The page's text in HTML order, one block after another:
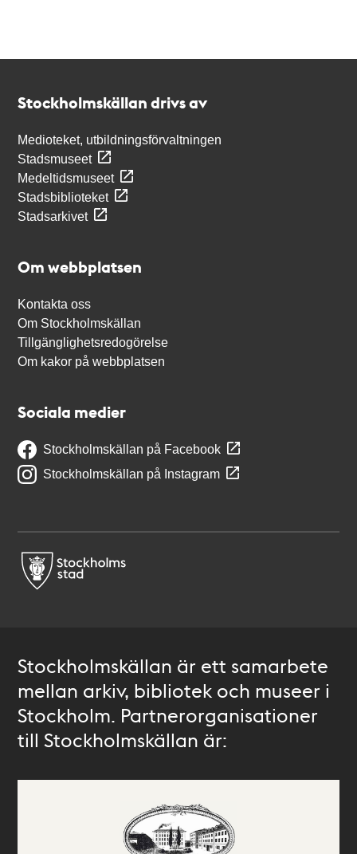
Stockholmskällan drivs av
Medioteket, utbildningsförvaltningen
Stadsmuseet
Medeltidsmuseet
Stadsbiblioteket
Stadsarkivet
Om webbplatsen
Kontakta oss
Om Stockholmskällan
Tillgänglighetsredogörelse
Om kakor på webbplatsen
Sociala medier
Stockholmskällan på Facebook
Stockholmskällan på Instagram
Stockholmskällan är ett samarbete
mellan arkiv, bibliotek och museer i
Stockholm. Partnerorganisationer
till Stockholmskällan är: